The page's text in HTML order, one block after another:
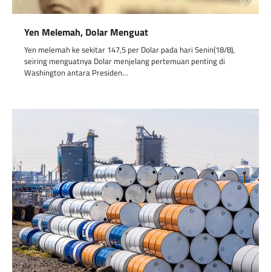
Yen Melemah, Dolar Menguat
Yen melemah ke sekitar 147,5 per Dolar pada hari Senin(18/8),
seiring menguatnya Dolar menjelang pertemuan penting di
Washington antara Presiden…